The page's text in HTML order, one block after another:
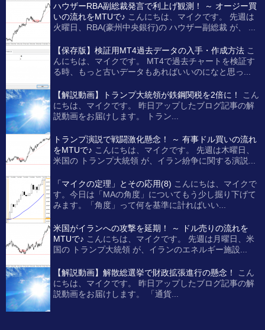
ハウザーRBA副総裁発言で利上げ観測！ ～ オージー買
いの流れをMTUで♪ こんにちは、マイクです。 先週は
火曜日、RBA(豪州中央銀行)の ハウザー副総裁 が、 ...
【保存版】検証用MT4過去データの入手・作成方法 こ
んにちは、マイクです。 MT4で過去チャートを検証す
る時、もっと古いデータもあればいいのになと思っ...
【解説動画】トランプ大統領が鉄鋼関税を2倍に！
こん
にちは、マイクです。 昨日アップしたブログ記事の解
説動画をお届けします。 トラン...
トランプ演説で戦闘激化懸念！ ～ 有事ドル買いの流れ
をMTUで♪ こんにちは、マイクです。 先週は木曜日、
米国の トランプ大統領 が、イラン紛争に関する演説...
「マイクの定理」とその応用(8) こんにちは、マイクで
す。今日は「MAの角度」についてもう少し掘り下げて
みます。「角度」って何を基準に計ればいい...
米国がイランへの攻撃を延期！ ～ ドル売りの流れを
MTUで♪ こんにちは、マイクです。 先週は月曜日、米
国の トランプ大統領 が、イランのエネルギー施設...
【解説動画】解散総選挙で財政拡張進行の懸念！
こん
にちは、マイクです。 昨日アップしたブログ記事の解
説動画をお届けします。 「通貨...